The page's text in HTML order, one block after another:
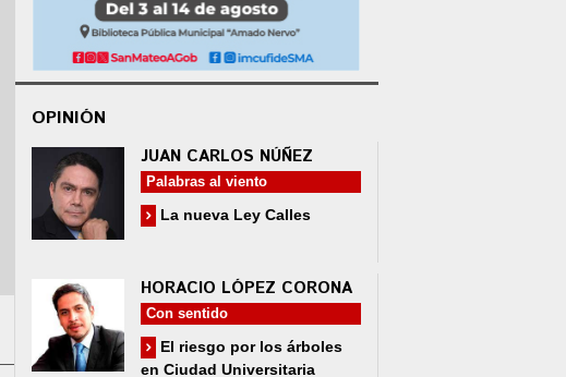
OPINIÓN
JUAN CARLOS NÚÑEZ
Palabras al viento
La nueva Ley Calles
HORACIO LÓPEZ CORONA
Con sentido
El riesgo por los árboles
en Ciudad Universitaria